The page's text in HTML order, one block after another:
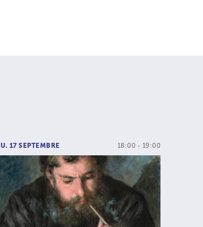
17 SEPTEMBRE 18:00 - 19:00